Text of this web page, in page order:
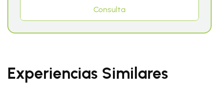
Consulta
Experiencias Similares